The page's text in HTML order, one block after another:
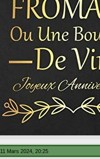
11 Mars 2024, 20:25